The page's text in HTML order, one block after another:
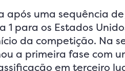
uma sequência
para os Estados
da competição. Na
a primeira fase com
em terceiro